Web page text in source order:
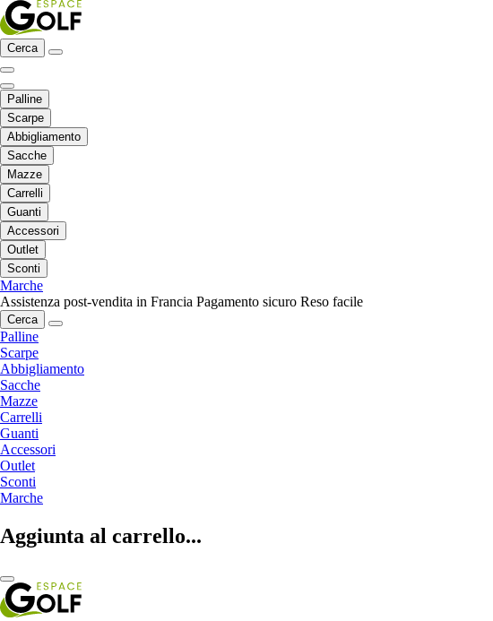
Cerca
Palline
Scarpe
Abbigliamento
Sacche
Mazze
Carrelli
Guanti
Accessori
Outlet
Sconti
Marche
Assistenza post-vendita in Francia Pagamento sicuro Reso facile
Cerca
Palline
Scarpe
Abbigliamento
Sacche
Mazze
Carrelli
Guanti
Accessori
Outlet
Sconti
Marche
Aggiunta al carrello...